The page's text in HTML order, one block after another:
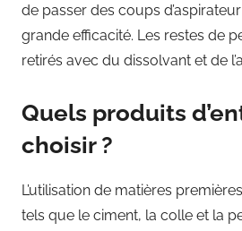
de passer des coups
grande efficacité. Les restes de
retirés avec du dissolvant et de
Quels produits
choisir ?
L’utilisation de matières
tels que le ciment, la colle et la